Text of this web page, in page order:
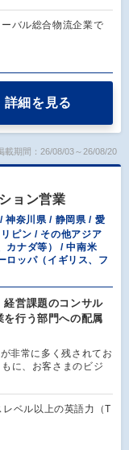
バル総合物流企業で
詳細を見る
載期間：26/08/03～26/08/20
ョン営業
神奈川県 / 静岡県 / 愛
ピン / その他アジア
カナダ等） / 中南米
ロッパ（イギリス、フ
経営課題のコンサル
行う部門への配属
非常に多く残されてお
に、お客さまのビジ
レベル以上の英語力（T